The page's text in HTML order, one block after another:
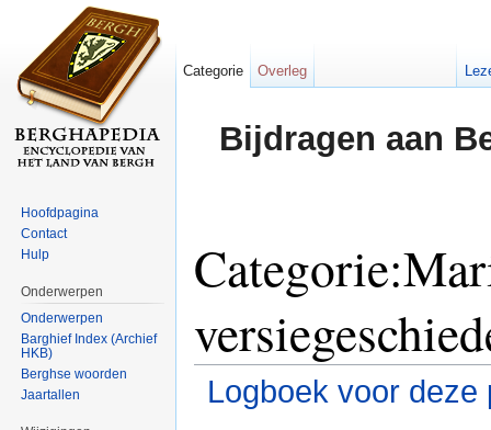
Bijdragen aan
Logboek voor deze
Categorie Overleg
Hoofdpagina
Contact
Hulp
Onderwerpen
Onderwerpen
Barghief Index (Archief
HKB)
Berghse woorden
Jaartallen